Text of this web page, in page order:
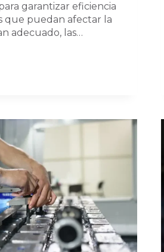
garantizar eficiencia
que puedan afectar la
adecuado, las…